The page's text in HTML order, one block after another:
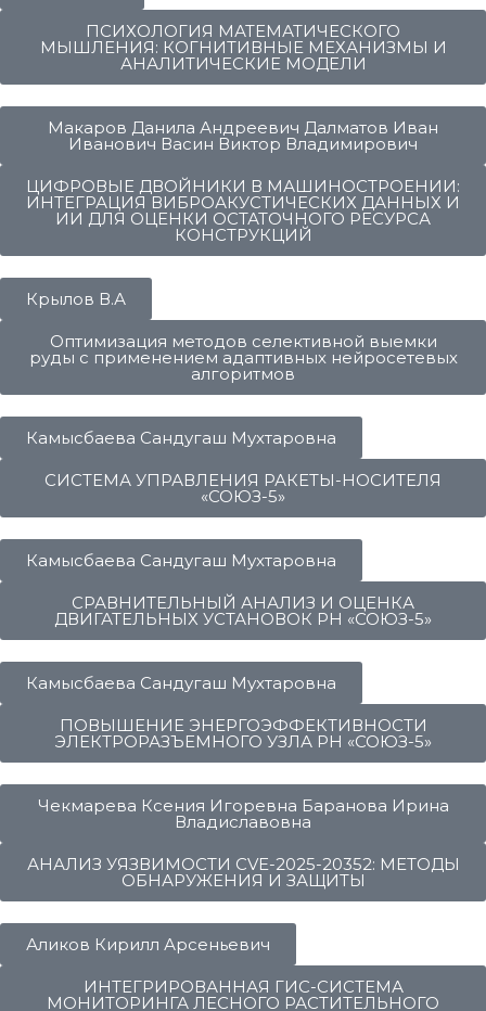
ПСИХОЛОГИЯ МАТЕМАТИЧЕСКОГО
МЫШЛЕНИЯ: КОГНИТИВНЫЕ МЕХАНИЗМЫ И
АНАЛИТИЧЕСКИЕ МОДЕЛИ
Макаров Данила Андреевич Далматов Иван
Иванович Васин Виктор Владимирович
ЦИФРОВЫЕ ДВОЙНИКИ В МАШИНОСТРОЕНИИ:
ИНТЕГРАЦИЯ ВИБРОАКУСТИЧЕСКИХ ДАННЫХ И
ИИ ДЛЯ ОЦЕНКИ ОСТАТОЧНОГО РЕСУРСА
КОНСТРУКЦИЙ
Крылов В.А
Оптимизация методов селективной выемки
руды с применением адаптивных нейросетевых
алгоритмов
Камысбаева Сандугаш Мухтаровна
СИСТЕМА УПРАВЛЕНИЯ РАКЕТЫ-НОСИТЕЛЯ
«СОЮЗ-5»
Камысбаева Сандугаш Мухтаровна
СРАВНИТЕЛЬНЫЙ АНАЛИЗ И ОЦЕНКА
ДВИГАТЕЛЬНЫХ УСТАНОВОК РН «СОЮЗ-5»
Камысбаева Сандугаш Мухтаровна
ПОВЫШЕНИЕ ЭНЕРГОЭФФЕКТИВНОСТИ
ЭЛЕКТРОРАЗЪЕМНОГО УЗЛА РН «СОЮЗ-5»
Чекмарева Ксения Игоревна Баранова Ирина
Владиславовна
АНАЛИЗ УЯЗВИМОСТИ CVE-2025-20352: МЕТОДЫ
ОБНАРУЖЕНИЯ И ЗАЩИТЫ
Аликов Кирилл Арсеньевич
ИНТЕГРИРОВАННАЯ ГИС-СИСТЕМА
МОНИТОРИНГА ЛЕСНОГО РАСТИТЕЛЬНОГО